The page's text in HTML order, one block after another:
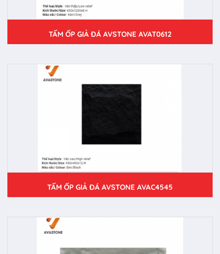
TẤM ỐP GIẢ ĐÁ AVSTONE AVAT0612
TẤM ỐP GIẢ ĐÁ AVSTONE AVAC4545